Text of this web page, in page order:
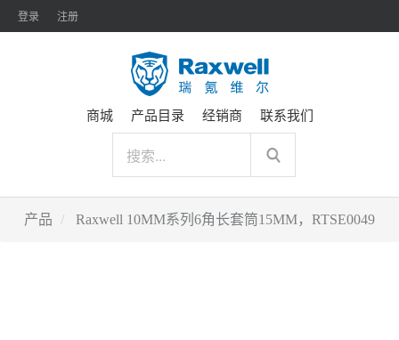
登录 注册
商城 产品目录 经销商 联系我们
产品 Raxwell 10MM系列6角长套筒15MM，RTSE0049